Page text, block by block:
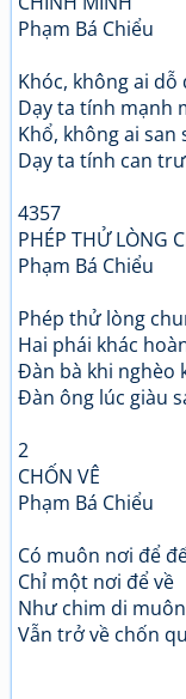
Phạm Bá Chiểu
Khóc, không ai dỗ
Dạy ta tính mạnh
Khổ, không ai san
Dạy ta tính can
4357
PHÉP THỬ LÒNG
Phạm Bá Chiểu
Phép thử lòng
Hai phái khác
Đàn bà khi nghèo
Đàn ông lúc giàu
2
CHỐN VÊ
Phạm Bá Chiểu
Có muôn nơi để
Chỉ một nơi để về
Như chim di
Vẫn trở về chốn